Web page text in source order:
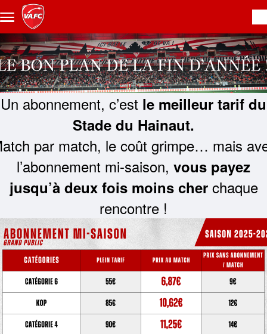
Aller au contenu principal
Un abonnement, c’est le meilleur tarif du
Stade du Hainaut.
par match, le coût grimpe… mais
l’abonnement mi-saison, vous payez
jusqu’à deux fois moins cher chaque
rencontre !